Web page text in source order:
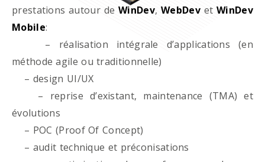
prestations autour deWinDev,WebDevet WinDev
Mobile:
– réalisation intégrale d’applications (en
méthode agile ou traditionnelle)
– design UI/UX
– reprise d’existant, maintenance (TMA) et
évolutions
– POC (Proof Of Concept)
– audit technique et préconisations